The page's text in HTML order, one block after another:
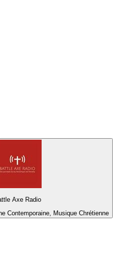
Axe Radio
Contemporaine, Musique Chrétienne